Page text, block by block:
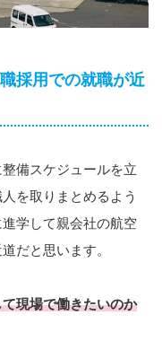
採用での就職が近
備スケジュールを立
を取りまとめるよう
学して親会社の航空
だと思います。
現場で働きたいのか